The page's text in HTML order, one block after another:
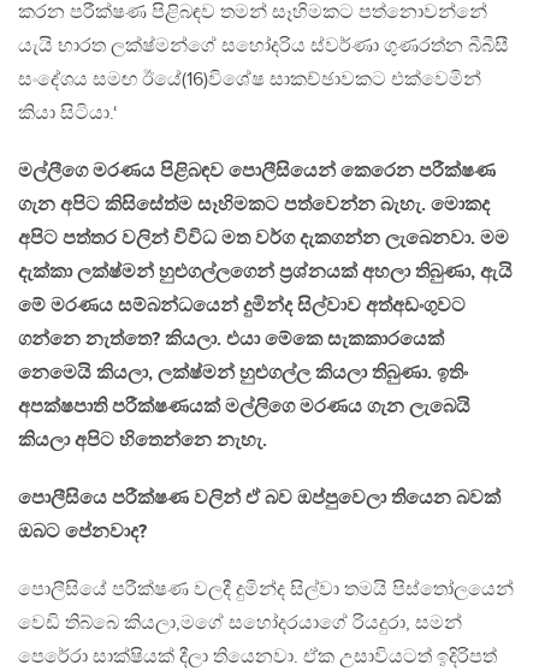
කරන පරීක්ෂණ පිළිබඳව තමන් සෑහිමකට පත්නොවන්නේ
යැයි භාරත ලක්ෂ්මන්ගේ සහෝදරිය ස්වර්ණා ගුණරත්න බීබීසී
සංදේශය සමඟ ඊයේ(16)විශේෂ සාකච්ඡාවකට එක්වෙමින්
කියා සිටියා.‘
මල්ලීගෙ මරණය පිළිබඳව පොලීසියෙන් කෙරෙන පරීක්ෂණ
ගැන අපිට කිසිසේත්ම සෑහිමකට පත්වෙන්න බැහැ. මොකද
අපිට පත්තර වලින් විවිධ මත වර්ග දැකගන්න ලැබෙනවා. මම
දැක්කා ලක්ෂ්මන් හුළුගල්ලගෙන් ප්‍රශ්නයක් අහලා තිබුණා, ඇයි
මේ මරණය සම්බන්ධයෙන් දුමින්ද සිල්වාව අත්අඩංගුවට
ගන්නෙ නැත්තෙ? කියලා. එයා මේකෙ සැකකාරයෙක්
නෙමෙයි කියලා, ලක්ෂ්මන් හුළුගල්ල කියලා තිබුණා. ඉතිං
අපක්ෂපාති පරීක්ෂණයක් මල්ලිගෙ මරණය ගැන ලැබෙයි
කියලා අපිට හිතෙන්නෙ නැහැ.
පොලීසියෙ පරීක්ෂණ වලින් ඒ බව ඔප්පුවෙලා තියෙන බවක්
ඔබට පේනවාද?
පොලීසියේ පරීක්ෂණ වලදී දුමින්ද සිල්වා තමයි පිස්තෝලයෙන්
වෙඩි තිබ්බෙ කියලා,මගේ සහෝදරයාගේ රියදුරා, සමන්
පෙරේරා සාක්ෂියක් දීලා තියෙනවා. ඒක උසාවියටත් ඉදිරිපත්